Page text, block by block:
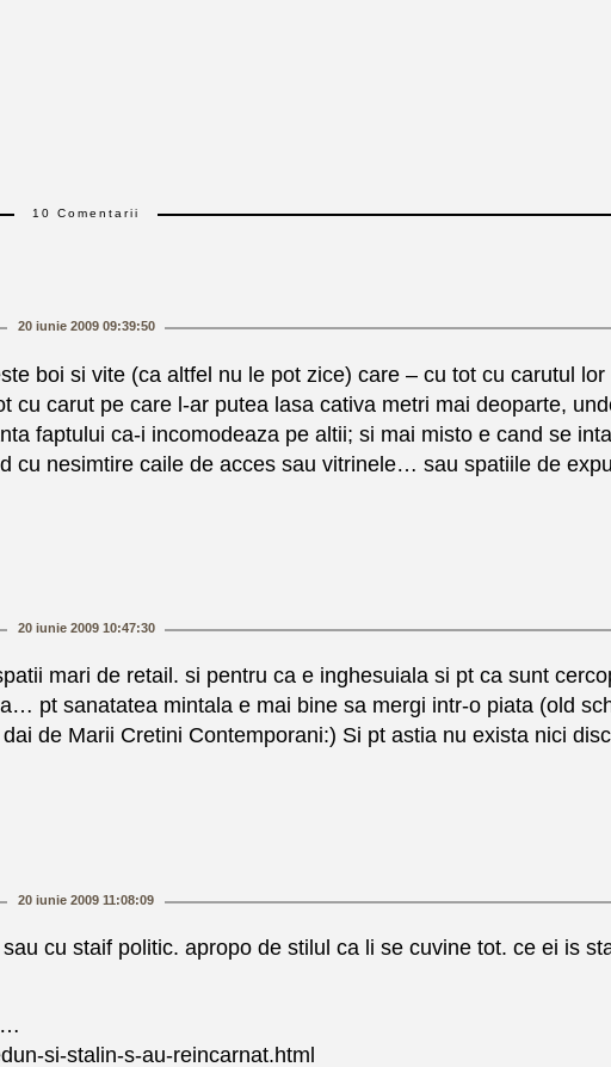
10 Comentarii
20 iunie 2009 09:39:50
boi si vite (ca altfel nu le pot zice) care – cu tot cu carutul
carut pe care l-ar putea lasa cativa metri mai deoparte,
faptului ca-i incomodeaza pe altii; si mai misto e cand se
cu nesimtire caile de acces sau vitrinele… sau spatiile de
20 iunie 2009 10:47:30
mari de retail. si pentru ca e inghesuiala si pt ca sunt
pt sanatatea mintala e mai bine sa mergi intr-o piata (old
de Marii Cretini Contemporani:) Si pt astia nu exista nici
20 iunie 2009 11:08:09
cu staif politic. apropo de stilul ca li se cuvine tot. ce ei is
si-stalin-s-au-reincarnat.html